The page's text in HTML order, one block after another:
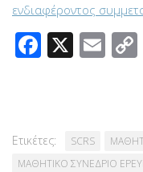
ενδιαφέροντος
X
Ετικέτες: SCRS
ΜΑΘΗΤΙΚΟ ΣΥΝΕΔΡΙΟ